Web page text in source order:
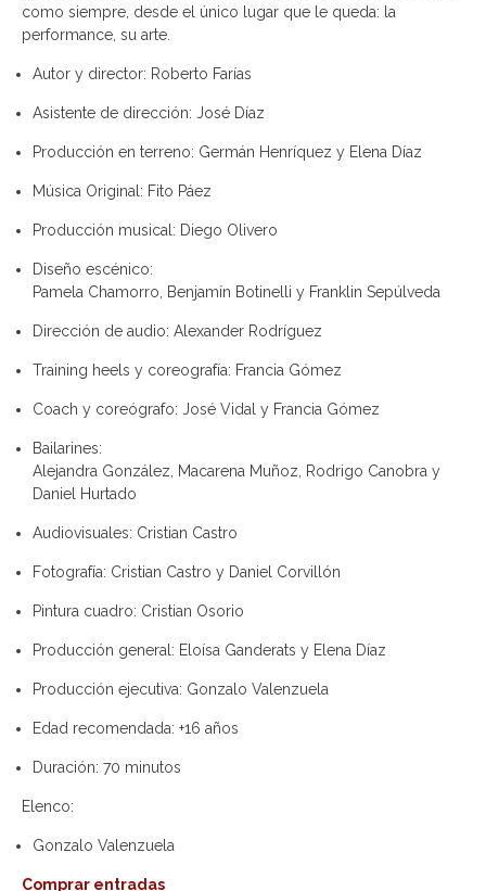
como siempre, desde el único lugar que le queda: la
performance, su arte.
Autor y director: Roberto Farías
Asistente de dirección: José Díaz
Producción en terreno: Germán Henríquez y Elena Díaz
Música Original: Fito Páez
Producción musical: Diego Olivero
Diseño escénico:
Pamela Chamorro, Benjamín Botinelli y Franklin Sepúlveda
Dirección de audio: Alexander Rodríguez
Training heels y coreografía: Francia Gómez
Coach y coreógrafo: José Vidal y Francia Gómez
Bailarines:
Alejandra González, Macarena Muñoz, Rodrigo Canobra y
Daniel Hurtado
Audiovisuales: Cristian Castro
Fotografía: Cristian Castro y Daniel Corvillón
Pintura cuadro: Cristian Osorio
Producción general: Eloísa Ganderats y Elena Díaz
Producción ejecutiva: Gonzalo Valenzuela
Edad recomendada: +16 años
Duración: 70 minutos
Elenco:
Gonzalo Valenzuela
Comprar entradas